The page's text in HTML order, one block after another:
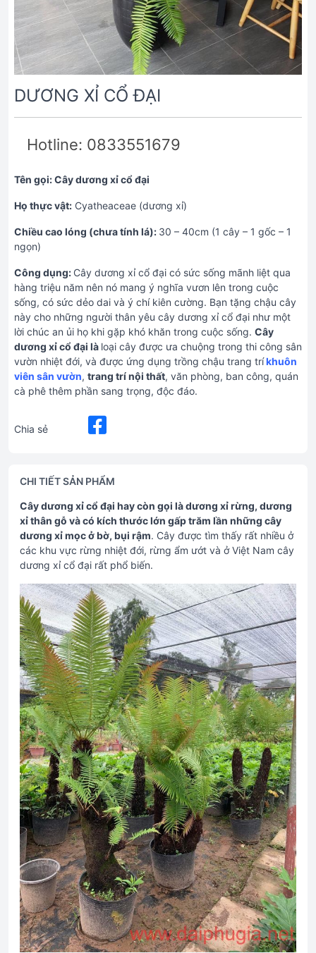
DƯƠNG XỈ CỔ ĐẠI
Hotline: 0833551679
Tên gọi: Cây dương xỉ cổ đại
Họ thực vật: Cyatheaceae (dương xỉ)
Chiều cao lóng (chưa tính lá): 30 – 40cm (1 cây – 1 gốc – 1
ngọn)
Công dụng: Cây dương xỉ cổ đại có sức sống mãnh liệt qua
hàng triệu năm nên nó mang ý nghĩa vươn lên trong cuộc
sống, có sức dẻo dai và ý chí kiên cường. Bạn tặng chậu cây
này cho những người thân yêu cây dương xỉ cổ đại như một
lời chúc an ủi họ khi gặp khó khăn trong cuộc sống. Cây
dương xỉ cổ đại là loại cây được ưa chuộng trong thi công sân
vườn nhiệt đới, và được ứng dụng trồng chậu trang tríkhuôn
viên sân vườn, trang trí nội thất, văn phòng, ban công, quán
cà phê thêm phần sang trọng, độc đáo.
Chia sẻ
CHI TIẾT SẢN PHẨM
Cây dương xỉ cổ đại hay còn gọi là dương xỉ rừng, dương
xỉ thân gỗ và có kích thước lớn gấp trăm lần những cây
dương xỉ mọc ở bờ, bụi rậm. Cây được tìm thấy rất nhiều ở
các khu vực rừng nhiệt đới, rừng ẩm ướt và ở Việt Nam cây
dương xỉ cổ đại rất phổ biến.